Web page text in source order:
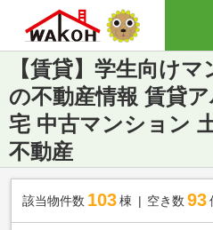
【賃貸】学生向け
の不動産情報 賃貸
宅 中古マンション
不動産
該当物件数 103棟 空き数 93